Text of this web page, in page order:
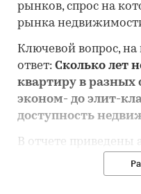
рынков, спрос на
рынка
Ключевой вопрос,
ответ: Сколько лет
квартиру в разных
эконом- до элит-
доступность
В отчете
- Доступность